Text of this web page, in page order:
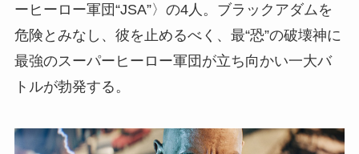
ーヒーロー軍団“JSA”〉の4人。ブラックアダムを
危険とみなし、彼を止めるべく、最“恐”の破壊神に
最強のスーパーヒーロー軍団が立ち向かい一大バ
トルが勃発する。